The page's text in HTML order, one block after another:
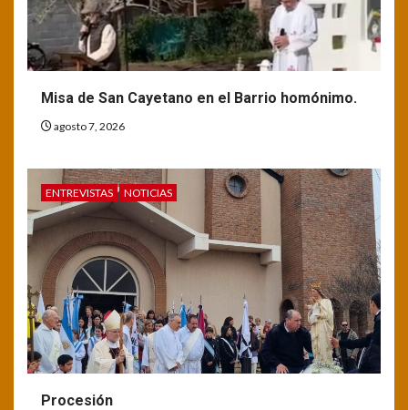
Misa de San Cayetano en el Barrio homónimo.
agosto 7, 2026
ENTREVISTAS NOTICIAS
Procesión